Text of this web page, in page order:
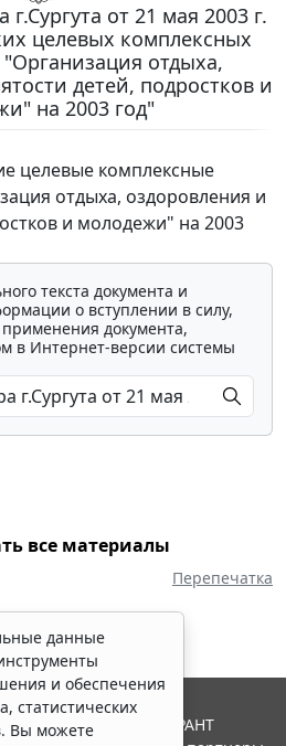
от 21 мая 2003 г.
целевых комплексных
отдыха,
детей, подростков и
на 2003 год"
целевые комплексные
отдыха, оздоровления и
и молодежи" на 2003
текста документа и
о вступлении в силу,
документа,
в Интернет-версии системы
все материалы
Перепечатка
данные
и обеспечения
статистических
Вы можете
2026. Система ГАРАНТ